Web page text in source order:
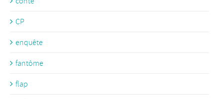
CP
enquête
fantôme
flap